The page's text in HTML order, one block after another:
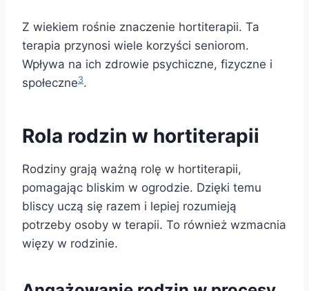
Z wiekiem rośnie znaczenie hortiterapii. Ta
terapia przynosi wiele korzyści seniorom.
Wpływa na ich zdrowie psychiczne, fizyczne i
społeczne3.
Rola rodzin w hortiterapii
Rodziny grają ważną rolę w hortiterapii,
pomagając bliskim w ogrodzie. Dzięki temu
bliscy uczą się razem i lepiej rozumieją
potrzeby osoby w terapii. To również wzmacnia
więzy w rodzinie.